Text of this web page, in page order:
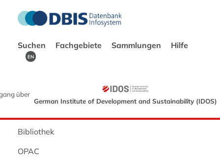
Suchen Fachgebiete Sammlungen Hilfe
EN
über
German Institute of Development and Sustainability (IDOS)
Bibliothek
OPAC